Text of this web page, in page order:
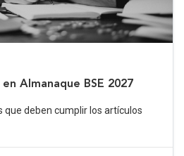
Almanaque BSE 2027
que deben cumplir los artículos